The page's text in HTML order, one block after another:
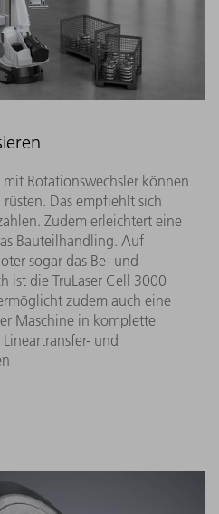
Rotationswechsler können
Das empfiehlt sich
Zudem erleichtert eine
Bauteilhandling. Auf
sogar das Be- und
ist die TruLaser Cell 3000
zudem auch eine
Maschine in komplette
und